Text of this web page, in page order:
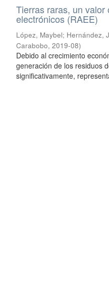
Tierras raras, un
electrónicos (RAEE)
López, Maybel; Hernández,
Carabobo,2019-08)
Debido al crecimiento
generación de los residuos
significativamente,